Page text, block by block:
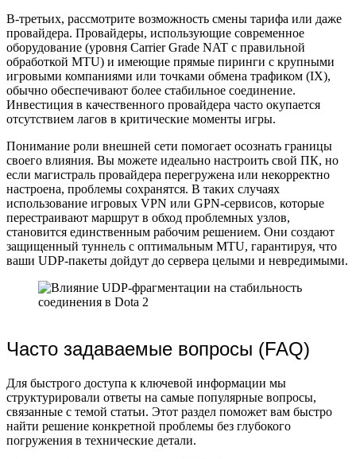
В-третьих, рассмотрите возможность смены тарифа или даже
провайдера. Провайдеры, использующие современное
оборудование (уровня Carrier Grade NAT с правильной
обработкой MTU) и имеющие прямые пиринги с крупными
игровыми компаниями или точками обмена трафиком (IX),
обычно обеспечивают более стабильное соединение.
Инвестиция в качественного провайдера часто окупается
отсутствием лагов в критические моменты игры.
Понимание роли внешней сети помогает осознать границы
своего влияния. Вы можете идеально настроить свой ПК, но
если магистраль провайдера перегружена или некорректно
настроена, проблемы сохранятся. В таких случаях
использование игровых VPN или GPN-сервисов, которые
перестраивают маршрут в обход проблемных узлов,
становится единственным рабочим решением. Они создают
защищенный туннель с оптимальным MTU, гарантируя, что
ваши UDP-пакеты дойдут до сервера целыми и невредимыми.
Часто задаваемые вопросы (FAQ)
Для быстрого доступа к ключевой информации мы
структурировали ответы на самые популярные вопросы,
связанные с темой статьи. Этот раздел поможет вам быстро
найти решение конкретной проблемы без глубокого
погружения в технические детали.